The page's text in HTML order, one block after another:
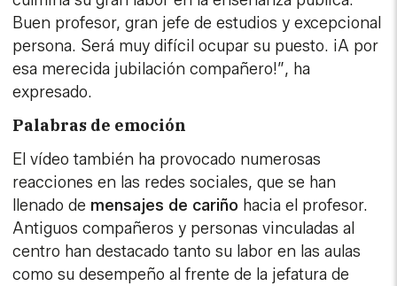
Buen profesor, gran jefe de estudios y excepcional
persona. Será muy difícil ocupar su puesto. ¡A por
esa merecida jubilación compañero!”, ha
expresado.
Palabras de emoción
El vídeo también ha provocado numerosas
reacciones en las redes sociales, que se han
llenado de mensajes de cariño hacia el profesor.
Antiguos compañeros y personas vinculadas al
centro han destacado tanto su labor en las aulas
como su desempeño al frente de la jefatura de